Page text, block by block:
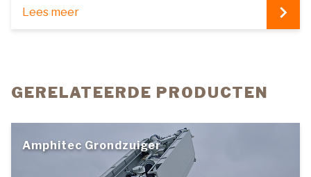
Lees meer
GERELATEERDE PRODUCTEN
Amphitec Grondzuiger